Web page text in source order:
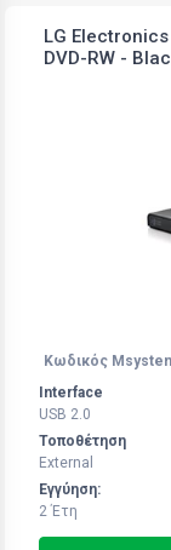
LG
DVD-RW -
Κωδικός
Interface
USB 2.0
Τοποθέτηση
External
Εγγύηση:
2 Έτη